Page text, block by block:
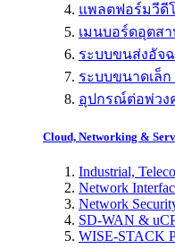
แพลตฟอร์มวีดี
เมนบอร์ดอุตส
ระบบขนส่งอัจฉ
ระบบขนาดเล็ก
อุปกรณ์ต่อพ่วง
Cloud, Networking &
Industrial,
Network
Network
SD-WAN &
WISE-STACK